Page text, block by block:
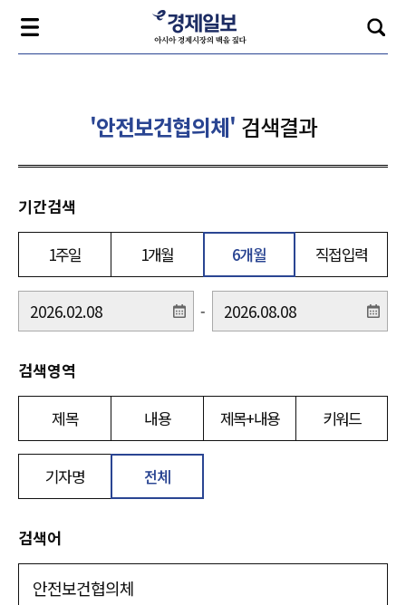
'안전보건협의체' 검색결과
기간검색
1주일 1개월 6개월 직접입력
-
검색영역
제목 내용 제목+내용 키워드
기자명 전체
검색어